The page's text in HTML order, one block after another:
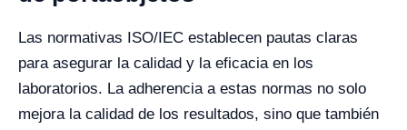
Las normativas ISO/IEC establecen pautas claras
para asegurar la calidad y la eficacia en los
laboratorios. La adherencia a estas normas no solo
mejora la calidad de los resultados, sino que también